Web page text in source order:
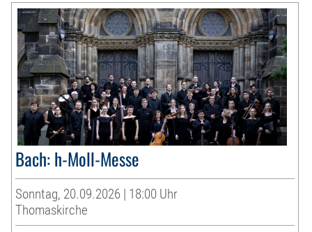
Bach: h-Moll-Messe
Sonntag, 20.09.2026 | 18:00 Uhr
Thomaskirche